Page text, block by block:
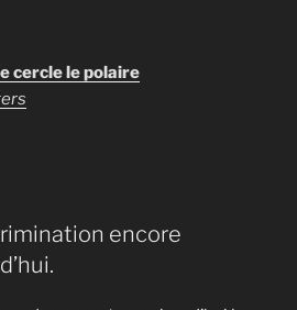
cercle le polaire
encore